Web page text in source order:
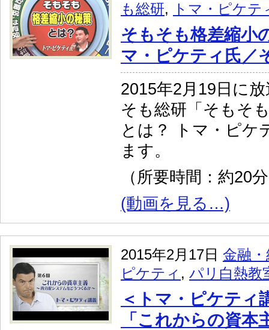
も総研, トマ・ピケテ
そもそも格差縮小
マ・ピケティ氏／
2015年2月19日に
そも総研「そもそ
とは？ トマ・ピケ
ます。
（所要時間：約20
(動画を見る…)
2015年2月17日 金融
ピケティ , パリ白熱教
＜トマ・ピケティ
「これからの資本